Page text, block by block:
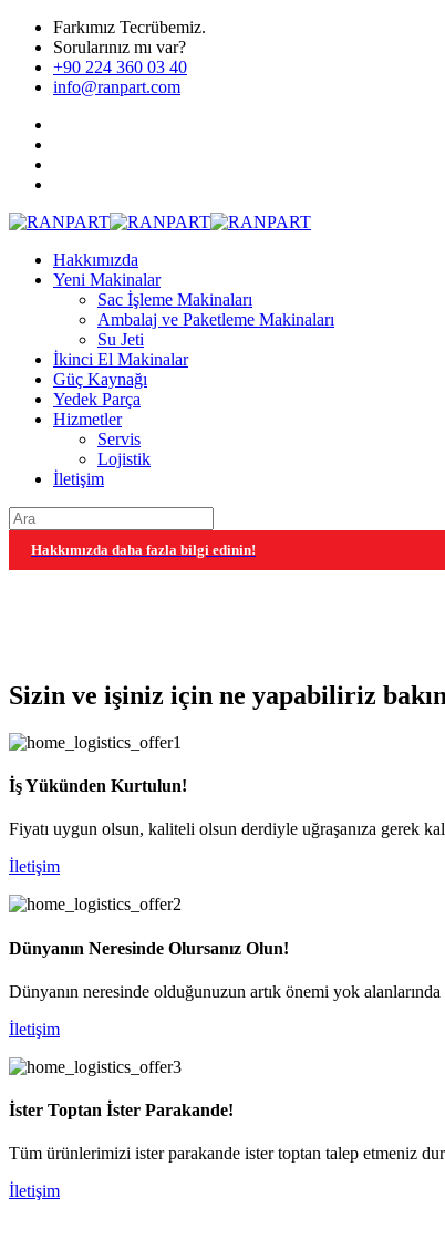
Farkımız Tecrübemiz.
Sorularınız mı var?
+90 224 360 03 40
info@ranpart.com
Hakkımızda
Yeni Makinalar
Sac İşleme Makinaları
Ambalaj ve Paketleme Makinaları
Su Jeti
İkinci El Makinalar
Güç Kaynağı
Yedek Parça
Hizmetler
Servis
Lojistik
İletişim
Hakkımızda daha fazla bilgi edinin!
Sizin ve işiniz için ne yapabiliriz bakın
İş Yükünden Kurtulun!
Fiyatı uygun olsun, kaliteli olsun derdiyle uğraşanıza gerek
İletişim
Dünyanın Neresinde Olursanız Olun!
Dünyanın neresinde olduğunuzun artık önemi yok
İletişim
İster Toptan İster Parakande!
Tüm ürünlerimizi ister parakande ister toptan talep etmeniz
İletişim